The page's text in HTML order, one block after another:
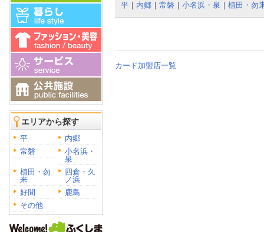
エリアから探す
平
内郷
常磐
小名浜・
泉
植田・勿
来
四倉・久
ノ浜
好間
鹿島
その他
平 ｜ 内郷 ｜ 常磐 ｜ 小名浜・泉 ｜ 植田・勿
カード加盟店一覧